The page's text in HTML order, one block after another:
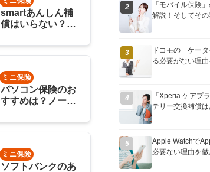
smartあんしん補
償はいらない？ケ
スとの違いとは？
ミニ保険
パソコン保険のお
すすめは？ノート
が選ばれる理由
ミニ保険
ソフトバンクのあ
2
「モバイル保険
解説！そしてその
3
ドコモの「ケー
る必要がない理由
4
「Xperia ケアプ
テリー交換補償は
5
Apple Watchで
必要ない理由を徹